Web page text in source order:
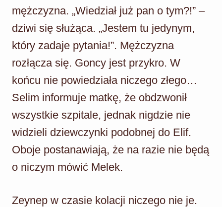
mężczyzna. „Wiedział już pan o tym?!” –
dziwi się służąca. „Jestem tu jedynym,
który zadaje pytania!”. Mężczyzna
rozłącza się. Goncy jest przykro. W
końcu nie powiedziała niczego złego…
Selim informuje matkę, że obdzwonił
wszystkie szpitale, jednak nigdzie nie
widzieli dziewczynki podobnej do Elif.
Oboje postanawiają, że na razie nie będą
o niczym mówić Melek.
Zeynep w czasie kolacji niczego nie je.